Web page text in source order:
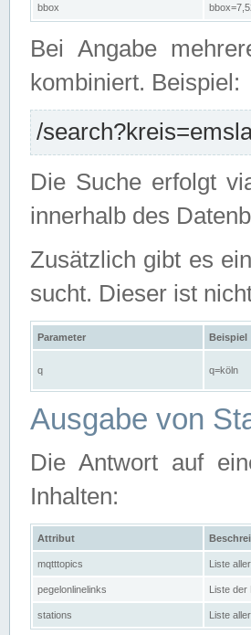
bbox
Bei Angabe
kombiniert. Beispiel:
/
Die Suche erfolgt
innerhalb des
Zusätzlich gibt es
sucht. Dieser ist
Parameter Beispiel
q q=köln
Ausgabe von
Die Antwort auf
Inhalten:
Attribut
mqtttopics Liste
pegelonlinelinks Liste
stations Liste